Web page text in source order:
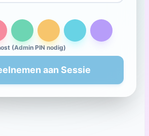
(Admin PIN nodig)
aan Sessie